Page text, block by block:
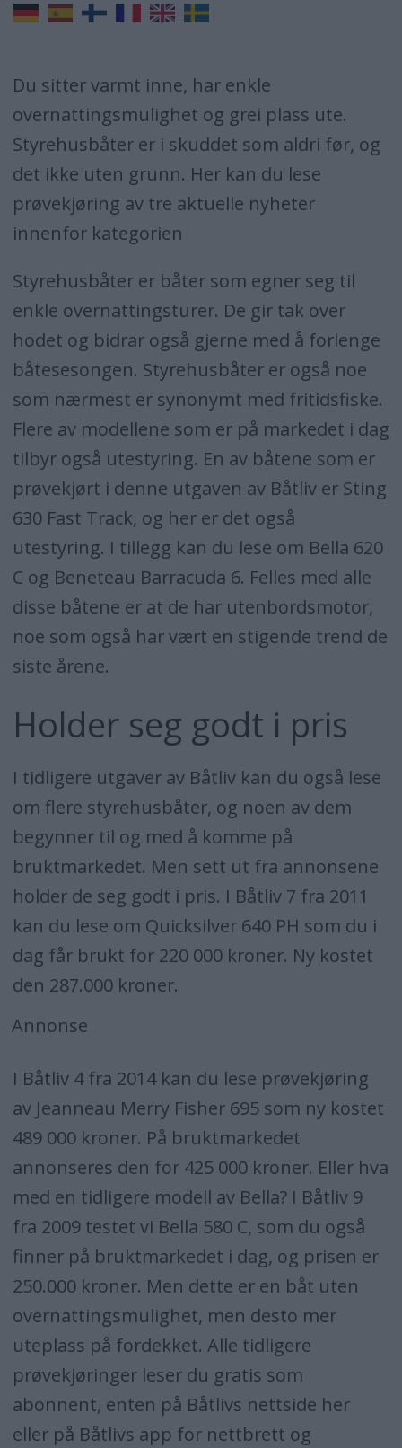
Du sitter varmt inne, har enkle
overnattingsmulighet og grei plass ute.
Styrehusbåter er i skuddet som aldri før, og
det ikke uten grunn. Her kan du lese
prøvekjøring av tre aktuelle nyheter
innenfor kategorien
Styrehusbåter er båter som egner seg til
enkle overnattingsturer. De gir tak over
hodet og bidrar også gjerne med å forlenge
båtesesongen. Styrehusbåter er også noe
som nærmest er synonymt med fritidsfiske.
Flere av modellene som er på markedet i dag
tilbyr også utestyring. En av båtene som er
prøvekjørt i denne utgaven av Båtliv er Sting
630 Fast Track, og her er det også
utestyring. I tillegg kan du lese om Bella 620
C og Beneteau Barracuda 6. Felles med alle
disse båtene er at de har utenbordsmotor,
noe som også har vært en stigende trend de
siste årene.
Holder seg godt i pris
I tidligere utgaver av Båtliv kan du også lese
om flere styrehusbåter, og noen av dem
begynner til og med å komme på
bruktmarkedet. Men sett ut fra annonsene
holder de seg godt i pris. I Båtliv 7 fra 2011
kan du lese om Quicksilver 640 PH som du i
dag får brukt for 220 000 kroner. Ny kostet
den 287.000 kroner.
Annonse
I Båtliv 4 fra 2014 kan du lese prøvekjøring
av Jeanneau Merry Fisher 695 som ny kostet
489 000 kroner. På bruktmarkedet
annonseres den for 425 000 kroner. Eller hva
med en tidligere modell av Bella? I Båtliv 9
fra 2009 testet vi Bella 580 C, som du også
finner på bruktmarkedet i dag, og prisen er
250.000 kroner. Men dette er en båt uten
overnattingsmulighet, men desto mer
uteplass på fordekket. Alle tidligere
prøvekjøringer leser du gratis som
abonnent, enten på Båtlivs nettside her
eller på Båtlivs app for nettbrett og